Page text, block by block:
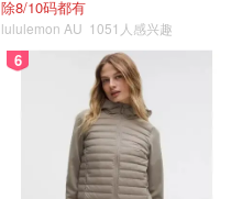
除8/10码都有
lululemon AU 1051人感兴趣
6